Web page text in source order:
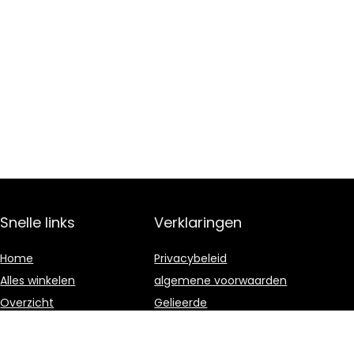
Snelle links
Home
Alles winkelen
Overzicht
Verklaringen
Privacybeleid
algemene voorwaarden
Gelieerde